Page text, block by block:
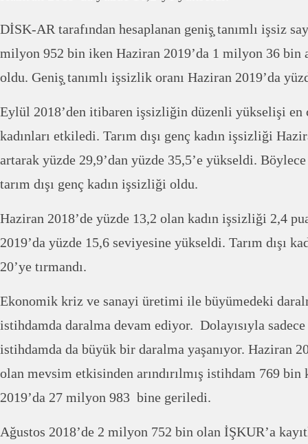
DİSK-AR tarafından hesaplanan geniş̧ tanımlı işsiz
milyon 952 bin iken Haziran 2019’da 1 milyon 36 bin
oldu. Geniş̧ tanımlı işsizlik oranı Haziran 2019’da
Eylül 2018’den itibaren işsizliğin düzenli yükselişi en
kadınları etkiledi. Tarım dışı genç kadın işsizliği
artarak yüzde 29,9’dan yüzde 35,5’e yükseldi.
tarım dışı genç kadın işsizliği oldu.
Haziran 2018’de yüzde 13,2 olan kadın işsizliği 2,4
2019’da yüzde 15,6 seviyesine yükseldi. Tarım dışı
20’ye tırmandı.
Ekonomik kriz ve sanayi üretimi ile büyümedeki
istihdamda daralma devam ediyor. Dolayısıyla
istihdamda da büyük bir daralma yaşanıyor. Haziran
olan mevsim etkisinden arındırılmış istihdam 769
2019’da 27 milyon 983 bine geriledi.
Ağustos 2018’de 2 milyon 752 bin olan İŞKUR’a